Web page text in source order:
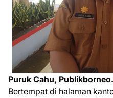
Puruk Cahu,
Bertempat di halaman